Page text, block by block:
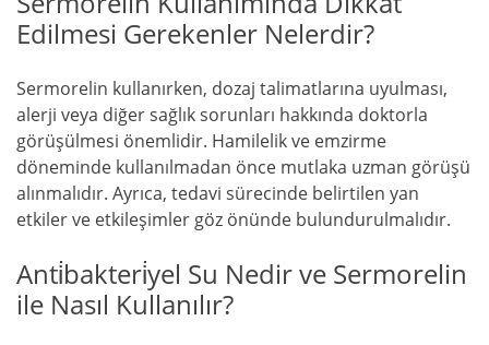
Edilmesi Gerekenler Nelerdir?
Sermorelin kullanırken, dozaj talimatlarına uyulması,
alerji veya diğer sağlık sorunları hakkında doktorla
görüşülmesi önemlidir. Hamilelik ve emzirme
döneminde kullanılmadan önce mutlaka uzman görüşü
alınmalıdır. Ayrıca, tedavi sürecinde belirtilen yan
etkiler ve etkileşimler göz önünde bulundurulmalıdır.
Anti̇bakteri̇yel Su Nedir ve Sermorelin
ile Nasıl Kullanılır?